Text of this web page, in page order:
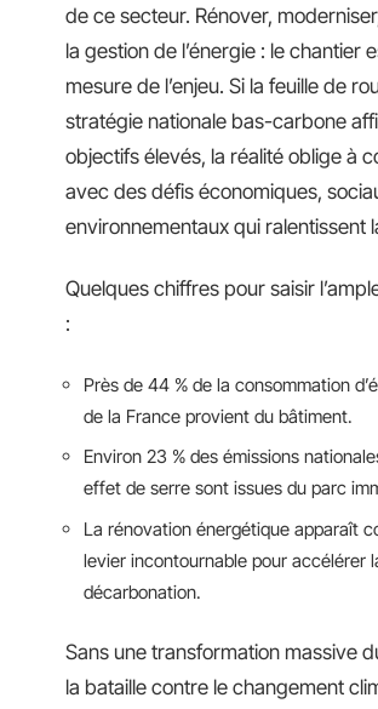
de ce secteur. Rénover,
la gestion de l’énergie : le chantier
mesure de l’enjeu. Si la feuille de
stratégie nationale bas-carbone
objectifs élevés, la réalité oblige à
avec des défis économiques,
environnementaux qui ralentissent
Quelques chiffres pour saisir
:
Près de 44 % de la consommation
de la France provient du bâtiment.
Environ 23 % des émissions
effet de serre sont issues du parc
La rénovation énergétique apparaît
levier incontournable pour accélérer
décarbonation.
Sans une transformation massive
la bataille contre le changement